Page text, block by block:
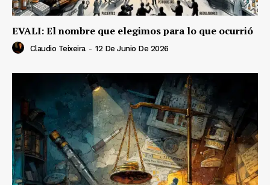
EVALI: El nombre que elegimos para lo que ocurrió
Claudio Teixeira - 12 De Junio De 2026